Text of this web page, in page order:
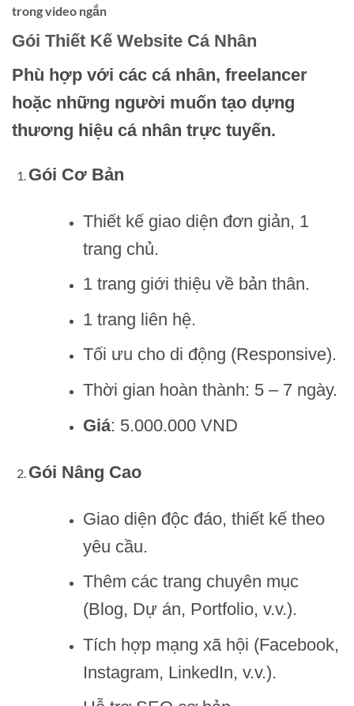
trong video ngắn
Gói Thiết Kế Website Cá Nhân
Phù hợp với các cá nhân, freelancer
hoặc những người muốn tạo dựng
thương hiệu cá nhân trực tuyến.
Gói Cơ Bản
Thiết kế giao diện đơn giản, 1
trang chủ.
1 trang giới thiệu về bản thân.
1 trang liên hệ.
Tối ưu cho di động (Responsive).
Thời gian hoàn thành: 5 – 7 ngày.
Giá: 5.000.000 VND
Gói Nâng Cao
Giao diện độc đáo, thiết kế theo
yêu cầu.
Thêm các trang chuyên mục
(Blog, Dự án, Portfolio, v.v.).
Tích hợp mạng xã hội (Facebook,
Instagram, LinkedIn, v.v.).